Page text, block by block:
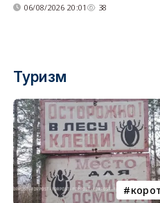
06/08/2026 20:01 38
Туризм